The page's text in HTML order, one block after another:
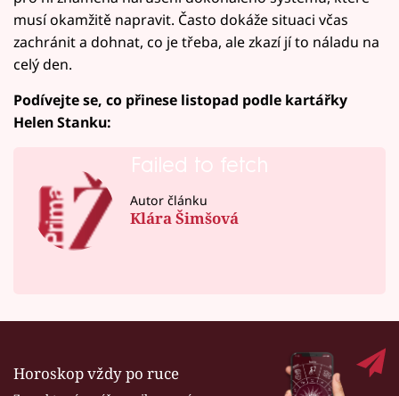
musí okamžitě napravit. Často dokáže situaci včas
zachránit a dohnat, co je třeba, ale zkazí jí to náladu na
celý den.
Podívejte se, co přinese listopad podle kartářky
Helen Stanku:
Failed to fetch
Autor článku
Klára Šimšová
Horoskop vždy po ruce